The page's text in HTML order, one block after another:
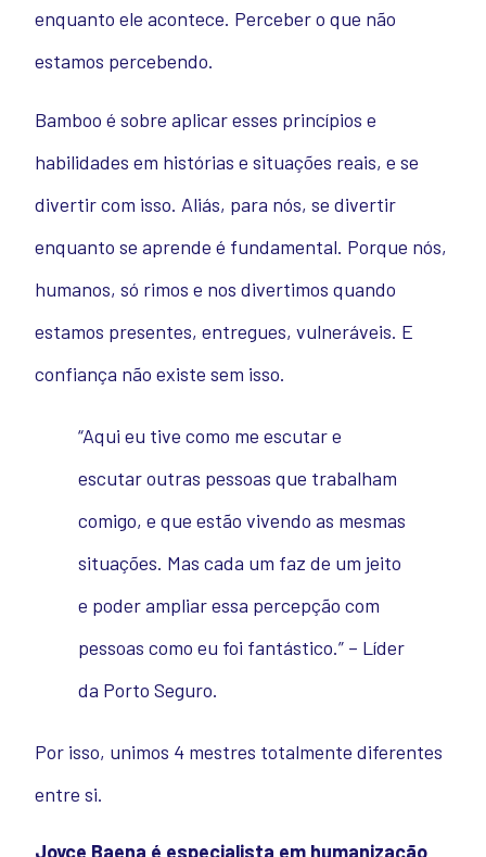
enquanto ele acontece. Perceber o que não
estamos percebendo.
Bamboo é sobre aplicar esses princípios e
habilidades em histórias e situações reais, e se
divertir com isso. Aliás, para nós, se divertir
enquanto se aprende é fundamental. Porque nós,
humanos, só rimos e nos divertimos quando
estamos presentes, entregues, vulneráveis. E
confiança não existe sem isso.
“Aqui eu tive como me escutar e
escutar outras pessoas que trabalham
comigo, e que estão vivendo as mesmas
situações. Mas cada um faz de um jeito
e poder ampliar essa percepção com
pessoas como eu foi fantástico.” – Líder
da Porto Seguro.
Por isso, unimos 4 mestres totalmente diferentes
entre si.
Joyce Baena é especialista em humanização